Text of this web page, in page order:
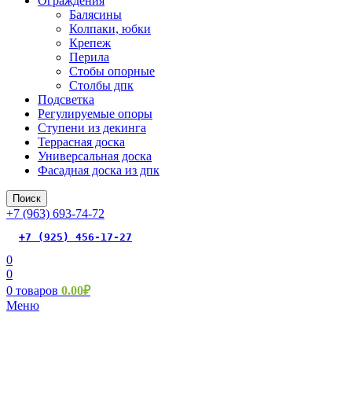
Балясины
Колпаки, юбки
Крепеж
Перила
Стобы опорные
Столбы дпк
Подсветка
Регулируемые опоры
Ступени из декинга
Террасная доска
Универсальная доска
Фасадная доска из дпк
Поиск
+7 (963) 693-74-72
+7 (925) 456-17-27
0
0
0 товаров 0.00₽
Меню